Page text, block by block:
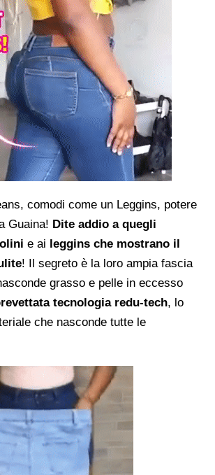
comodi come un Leggins, potere
Guaina! Dite addio a quegli
e ai leggins che mostrano il
! Il segreto è la loro ampia fascia
grasso e pelle in eccesso
tecnologia redu-tech, lo
che nasconde tutte le